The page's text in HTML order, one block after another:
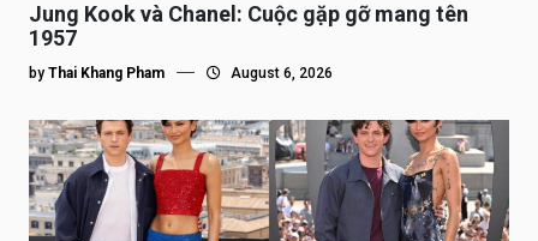
Jung Kook và Chanel: Cuộc gặp gỡ mang tên
1957
by Thai Khang Pham August 6, 2026